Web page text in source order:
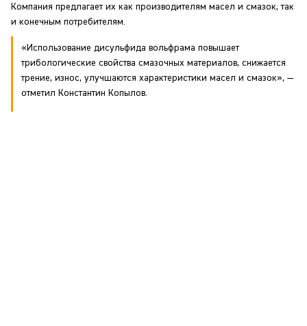
Компания предлагает их как производителям масел и смазок, так
и конечным потребителям.
«Использование дисульфида вольфрама повышает
трибологические свойства смазочных материалов, снижается
трение, износ, улучшаются характеристики масел и смазок», —
отметил Константин Копылов.